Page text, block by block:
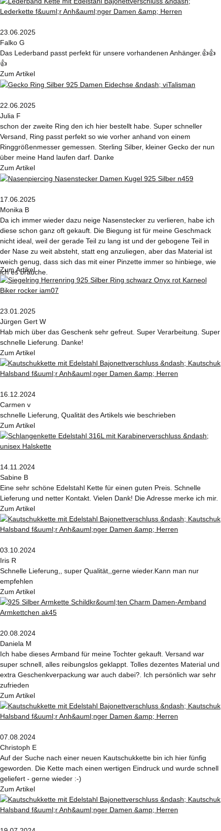
23.06.2025
Falko G
Das Lederband passt perfekt für unsere vorhandenen Anhänger.👍👍
👍
Zum Artikel
22.06.2025
Julia F
schon der zweite Ring den ich hier bestellt habe. Super schneller
Versand, Ring passt perfekt so wie vorher anhand von einem
Ringgrößenmesser gemessen. Sterling Silber, kleiner Gecko der nun
über meine Hand laufen darf. Danke
Zum Artikel
17.06.2025
Monika B
Da ich immer wieder dazu neige Nasenstecker zu verlieren, habe ich
diese schon ganz oft gekauft. Die Biegung ist für meine Geschmack
nicht ideal, weil der gerade Teil zu lang ist und der gebogene Teil in
der Nase zu weit absteht, statt eng anzuliegen, aber das Material ist
weich genug, dass sich das mit einer Pinzette immer so hinbiege, wie
ich es brauche.
Zum Artikel
23.01.2025
Jürgen Gert W
Hab mich über das Geschenk sehr gefreut. Super Verarbeitung. Super
schnelle Lieferung. Danke!
Zum Artikel
16.12.2024
Carmen v
schnelle Lieferung, Qualität des Artikels wie beschrieben
Zum Artikel
14.11.2024
Sabine B
Eine sehr schöne Edelstahl Kette für einen guten Preis. Schnelle
Lieferung und netter Kontakt. Vielen Dank! Die Adresse merke ich mir.
Zum Artikel
03.10.2024
Iris R
Schnelle Lieferung,, super Qualität,,gerne wieder.Kann man nur
empfehlen
Zum Artikel
20.08.2024
Daniela M
Ich habe dieses Armband für meine Tochter gekauft. Versand war
super schnell, alles reibungslos geklappt. Tolles dezentes Material und
extra Geschenkverpackung war auch dabei?. Ich persönlich war sehr
zufrieden
Zum Artikel
07.08.2024
Christoph E
Auf der Suche nach einer neuen Kautschukkette bin ich hier fünfig
geworden. Die Kette mach einen wertigen Eindruck und wurde schnell
geliefert - gerne wieder :-)
Zum Artikel